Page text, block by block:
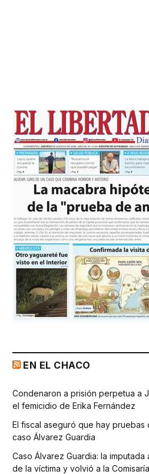
EN EL CHACO
Condenaron a prisión perpetua a
el femicidio de Erika Fernández
El fiscal aseguró que hay pruebas
caso Álvarez Guardia
Caso Álvarez Guardia: la
de la víctima y volvió a la Comisaría